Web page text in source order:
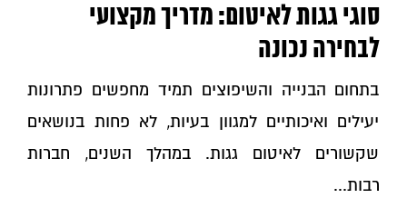
סוגי גגות לאיטום: מדריך מקצועי
לבחירה נכונה
בתחום הבנייה והשיפוצים תמיד מחפשים פתרונות
יעילים ואיכותיים למגוון בעיות, לא פחות בנושאים
שקשורים לאיטום גגות. במהלך השנים, חברות
רבות...